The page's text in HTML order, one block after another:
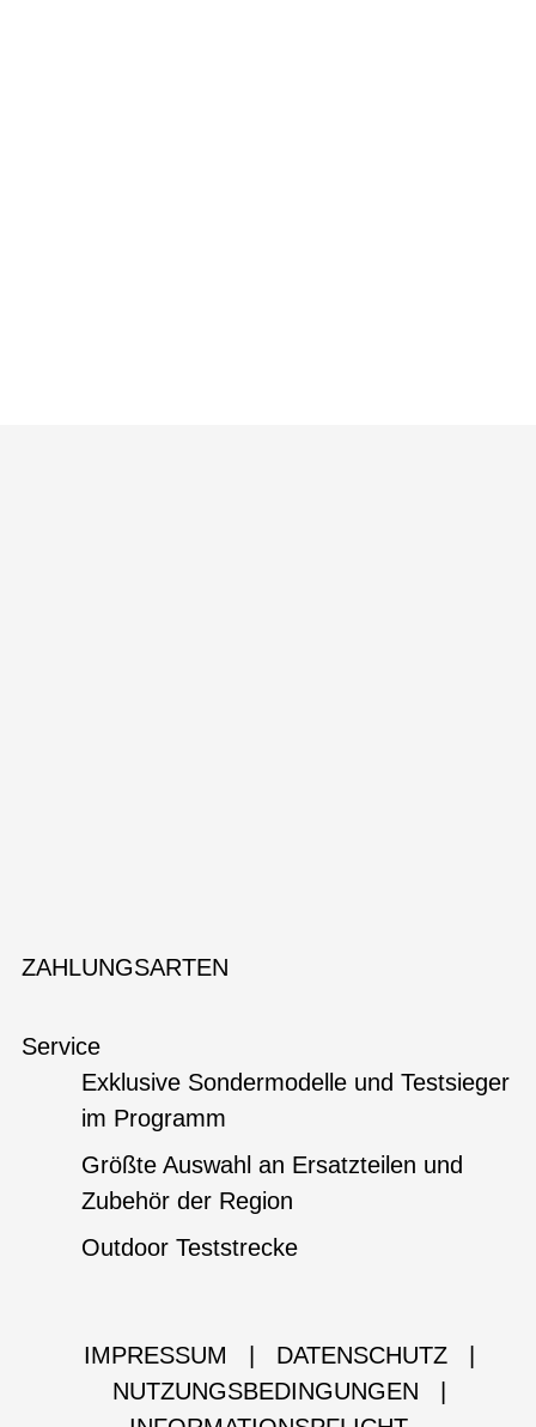
ZAHLUNGSARTEN
Service
Exklusive Sondermodelle und Testsieger
im Programm
Größte Auswahl an Ersatzteilen und
Zubehör der Region
Outdoor Teststrecke
IMPRESSUM DATENSCHUTZ
NUTZUNGSBEDINGUNGEN